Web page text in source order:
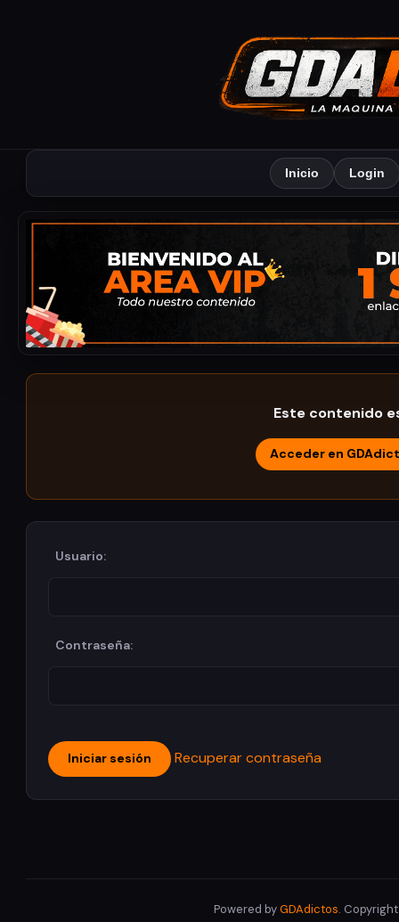
Inicio Login
Este contenido
Acceder en
Usuario:
Contraseña:
Recuperar contraseña
Powered byGDAdictos.